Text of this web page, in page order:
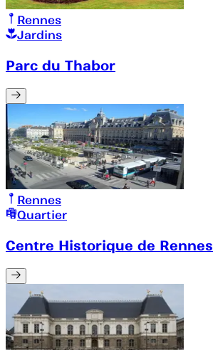
Rennes
Jardins
Parc du Thabor
Rennes
Quartier
Centre Historique de Rennes